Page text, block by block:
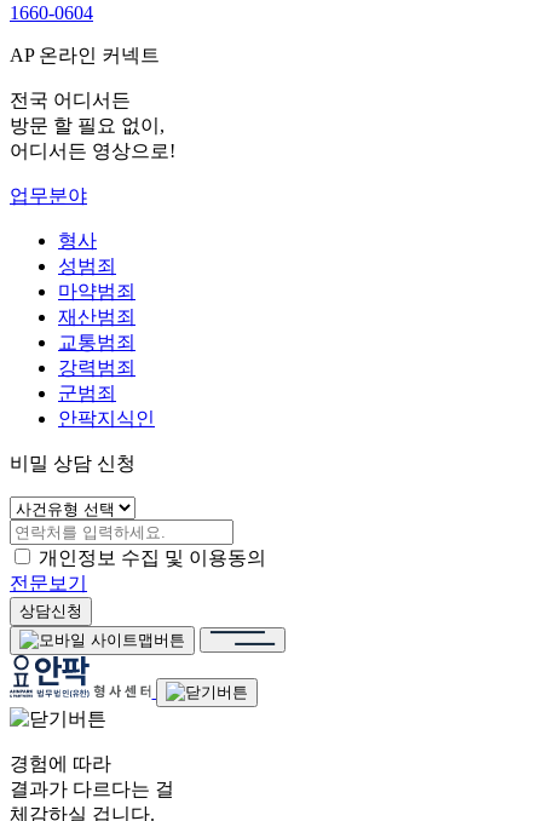
1660-0604
AP 온라인 커넥트
전국 어디서든
방문 할 필요 없이,
어디서든 영상으로!
업무분야
형사
성범죄
마약범죄
재산범죄
교통범죄
강력범죄
군범죄
안팍지식인
비밀 상담 신청
개인정보 수집 및 이용동의
전문보기
상담신청
경험에 따라
결과가 다르다는 걸
체감하실 겁니다.